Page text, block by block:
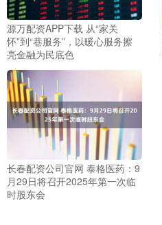
源万配资APP下载 从“家关
怀”到“巷服务”，以暖心服务擦
亮金融为民底色
长春配资公司官网 泰格医药：9
月29日将召开2025年第一次临
时股东会